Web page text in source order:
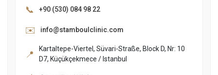
📞 +90 (530) 084 98 22
✉️ info@stamboulclinic.com
📍
Kartaltepe-Viertel, Süvari-Straße, Block D, Nr: 10
D7, Küçükçekmece / Istanbul